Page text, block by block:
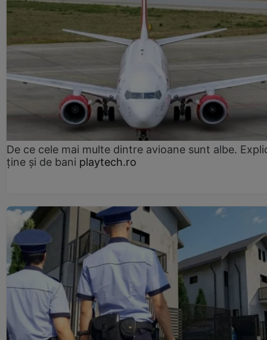
De ce cele mai multe dintre avioane sunt albe.
ține și de bani playtech.ro